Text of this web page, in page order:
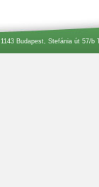
1143 Budapest, Stefánia út 57/b